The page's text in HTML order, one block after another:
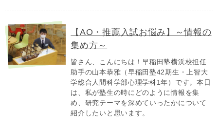
【AO・推薦入試お悩み】～情報の
集め方～
皆さん、こんにちは！早稲田塾横浜校担任
助手の山本恭雅（早稲田塾42期生・上智大
学総合人間科学部心理学科1年）です。本日
は、私が塾生の時にどのように情報を集
め、研究テーマを深めていったかについて
紹介したいと思います。